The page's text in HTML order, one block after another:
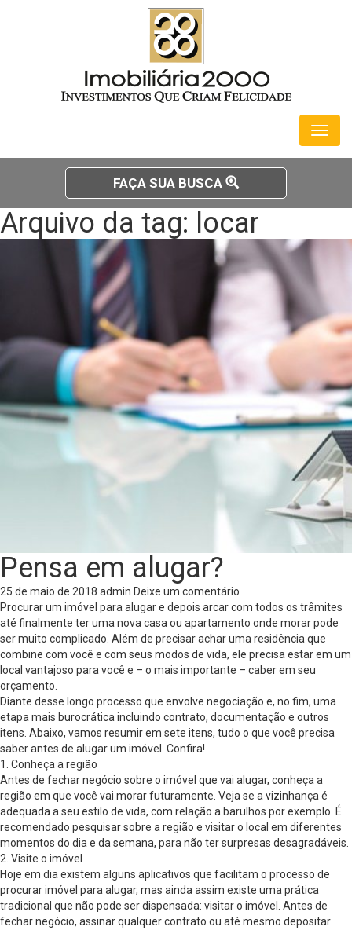
Toggle
FAÇA SUA BUSCA
Arquivo da tag: locar
Pensa em alugar?
25 de maio de 2018 admin Deixe um comentário
Procurar um imóvel para alugar e depois arcar com todos os trâmites
até finalmente ter uma nova casa ou apartamento onde morar pode
ser muito complicado. Além de precisar achar uma residência que
combine com você e com seus modos de vida, ele precisa estar em um
local vantajoso para você e – o mais importante – caber em seu
orçamento.
Diante desse longo processo que envolve negociação e, no fim, uma
etapa mais burocrática incluindo contrato, documentação e outros
itens. Abaixo, vamos resumir em sete itens, tudo o que você precisa
saber antes de alugar um imóvel. Confira!
1. Conheça a região
Antes de fechar negócio sobre o imóvel que vai alugar, conheça a
região em que você vai morar futuramente. Veja se a vizinhança é
adequada a seu estilo de vida, com relação a barulhos por exemplo. É
recomendado pesquisar sobre a região e visitar o local em diferentes
momentos do dia e da semana, para não ter surpresas desagradáveis.
2. Visite o imóvel
Hoje em dia existem alguns aplicativos que facilitam o processo de
procurar imóvel para alugar, mas ainda assim existe uma prática
tradicional que não pode ser dispensada: visitar o imóvel. Antes de
fechar negócio, assinar qualquer contrato ou até mesmo depositar